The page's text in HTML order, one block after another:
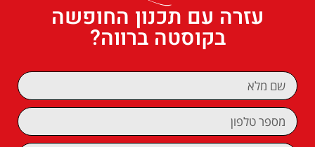
עזרה עם תכנון החופשה
בקוסטה ברווה?